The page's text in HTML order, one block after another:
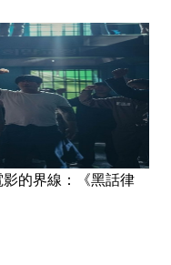
的界線：《黑話律